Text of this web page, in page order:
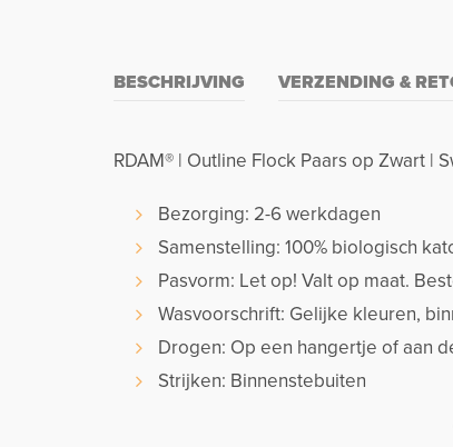
BESCHRIJVING VERZENDING &
RDAM® | Outline Flock Paars op Zwart |
Bezorging: 2-6 werkdagen
Samenstelling: 100% biologisch
Pasvorm: Let op! Valt op maat.
Wasvoorschrift: Gelijke kleuren,
Drogen: Op een hangertje of aan
Strijken: Binnenstebuiten